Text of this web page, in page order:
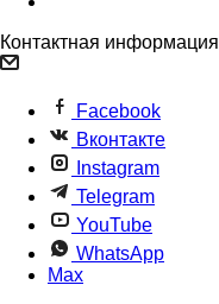
Контактная информация
Facebook
Вконтакте
Instagram
Telegram
YouTube
WhatsApp
Max